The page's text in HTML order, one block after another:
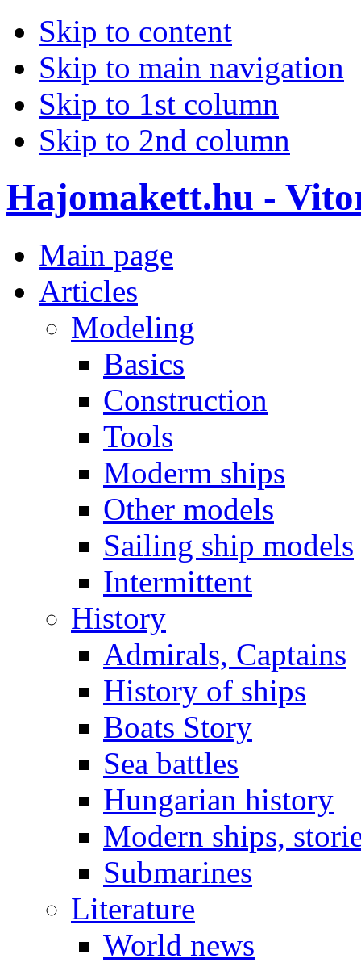
Skip to content
Skip to main navigation
Skip to 1st column
Skip to 2nd column
Hajomakett.hu -
Main page
Articles
Modeling
Basics
Construction
Tools
Moderm ships
Other models
Sailing ship models
Intermittent
History
Admirals, Captains
History of ships
Boats Story
Sea battles
Hungarian history
Modern ships,
Submarines
Literature
World news